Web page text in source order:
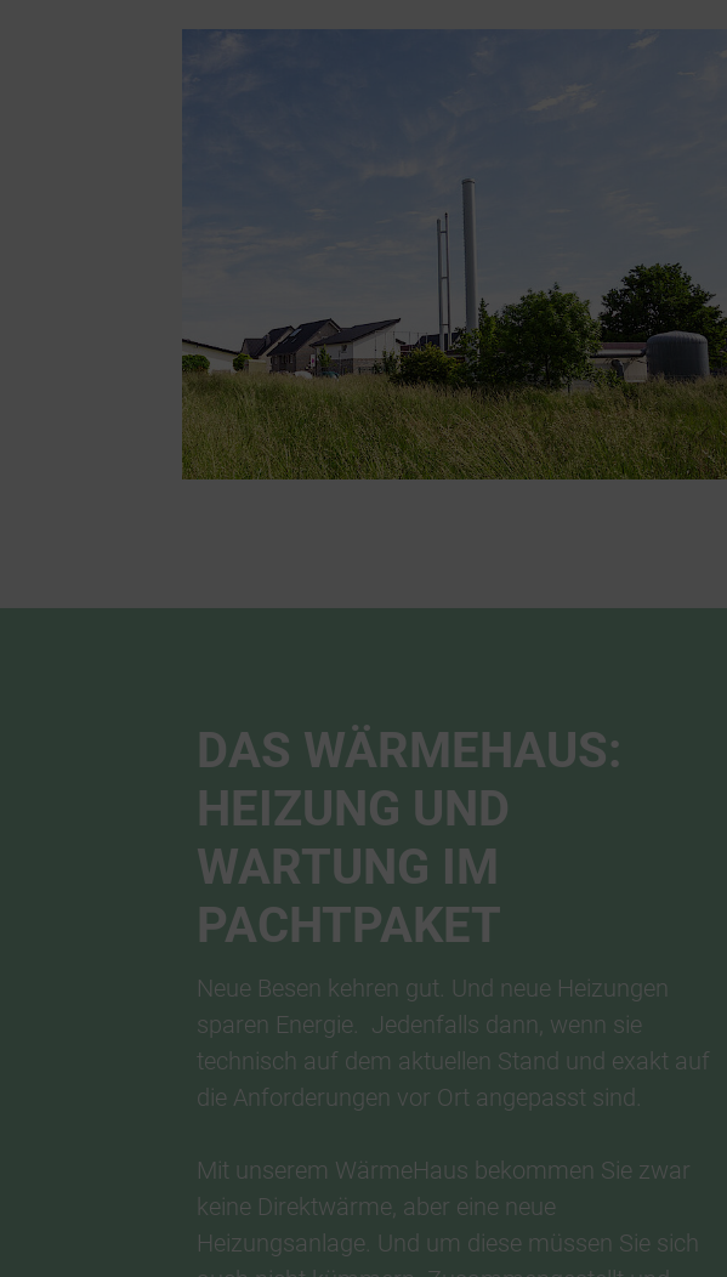
DAS WÄRMEHAUS:
HEIZUNG UND
WARTUNG IM
PACHTPAKET
Neue Besen kehren gut. Und neue Heizungen
sparen Energie. Jedenfalls dann, wenn sie
technisch auf dem aktuellen Stand und exakt auf
die Anforderungen vor Ort angepasst sind.
Mit unserem WärmeHaus bekommen Sie zwar
keine Direktwärme, aber eine neue
Heizungsanlage. Und um diese müssen Sie sich